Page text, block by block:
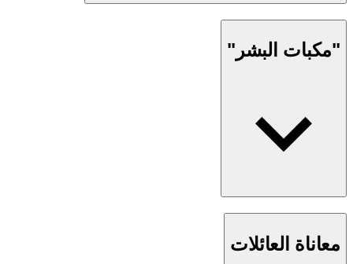
"مكبات البشر"
معاناة العائلات